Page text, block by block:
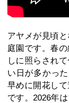
アヤメが見頃
庭園です。春
しに照らされ
い日が多かっ
早めに開花し
です。2026年